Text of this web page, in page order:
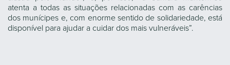
atenta a todas as situações relacionadas com as carências
dos munícipes e, com enorme sentido de solidariedade, está
disponível para ajudar a cuidar dos mais vulneráveis”.